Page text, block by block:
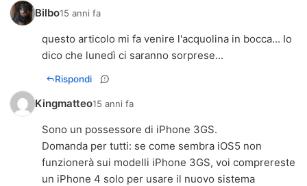
Bilbo15 anni fa
questo articolo mi fa venire l'acquolina in bocca... Io
dico che lunedì ci saranno sorprese...
Rispondi
Kingmatteo15 anni fa
Sono un possessore di iPhone 3GS.
Domanda per tutti: se come sembra iOS5 non
funzionerà sui modelli iPhone 3GS, voi comprereste
un iPhone 4 solo per usare il nuovo sistema